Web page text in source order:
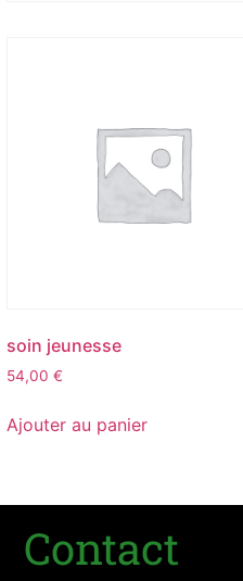
soin jeunesse
54,00 €
Ajouter au panier
Contact